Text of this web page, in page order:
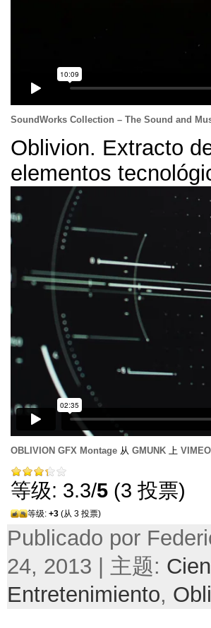
SoundWorks Collection – The Sound and
Oblivion. Extracto
elementos
OBLIVION GFX Montage 从 GMUNK 上 VIMEO
等级: 3.3/5 (3 投票)
等级: +3 (从 3 投票)
Publicado por
24, 2013 | 主题:
Entretenimiento,